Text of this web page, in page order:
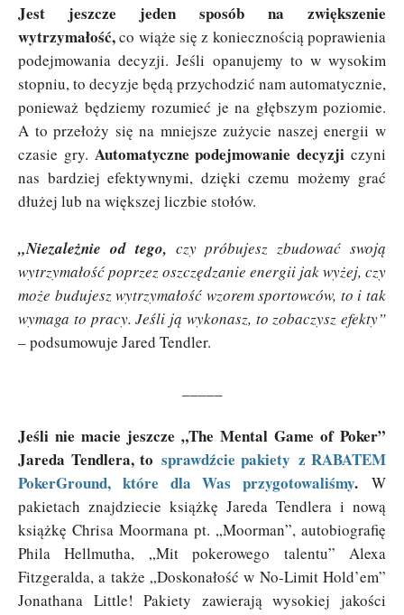
Jest jeszcze jeden sposób na zwiększenie
wytrzymałość,co wiąże się z koniecznością poprawienia
podejmowania decyzji. Jeśli opanujemy to w wysokim
stopniu, to decyzje będą przychodzić nam automatycznie,
ponieważ będziemy rozumieć je na głębszym poziomie.
A to przełoży się na mniejsze zużycie naszej energii w
czasie gry. Automatyczne podejmowanie decyzji czyni
nas bardziej efektywnymi, dzięki czemu możemy grać
dłużej lub na większej liczbie stołów.
„Niezależnie od tego, czy próbujesz zbudować swoją
wytrzymałość poprzez oszczędzanie energii jak wyżej, czy
może budujesz wytrzymałość wzorem sportowców, to i tak
wymaga to pracy. Jeśli ją wykonasz, to zobaczysz efekty”
– podsumowuje Jared Tendler.
Jeśli nie macie jeszcze „The Mental Game of Poker”
Jareda Tendlera, to sprawdźcie pakiety z RABATEM
PokerGround, które dla Was przygotowaliśmy.W
pakietach znajdziecie książkę Jareda Tendlera i nową
książkę Chrisa Moormana pt. „Moorman”, autobiografię
Phila Hellmutha, „Mit pokerowego talentu” Alexa
Fitzgeralda, a także „Doskonałość w No-Limit Hold’em”
Jonathana Little! Pakiety zawierają wysokiej jakości